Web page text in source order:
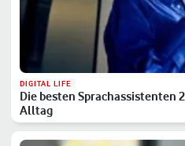
DIGITAL LIFE
Die besten Sprachassistenten
Alltag